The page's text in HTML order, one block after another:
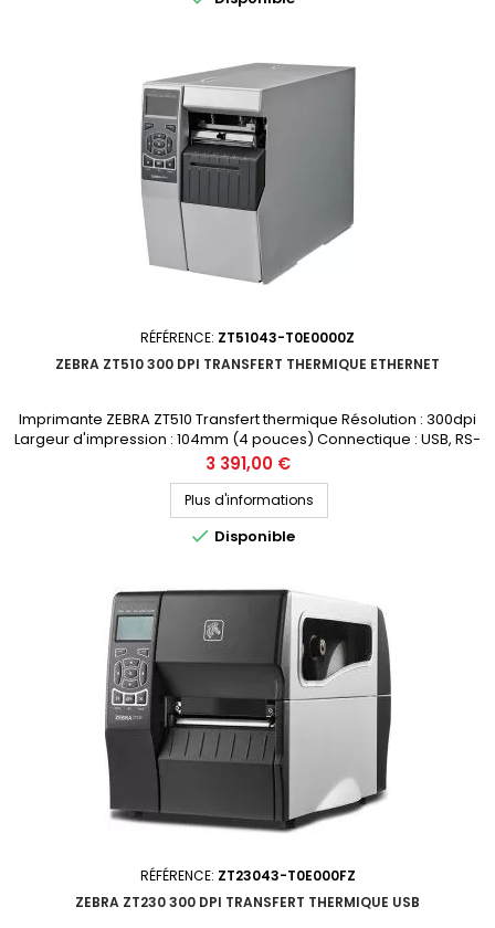
RÉFÉRENCE: ZT51043-T0E0000Z
ZEBRA ZT510 300 DPI TRANSFERT THERMIQUE ETHERNET
Imprimante ZEBRA ZT510 Transfert thermique Résolution : 300dpi
Largeur d'impression : 104mm (4 pouces) Connectique : USB, RS-
232, Bluetooth, Ethernet Demandez votre devis personnalisé
Prix
3 391,00 €
Plus d'informations
 Disponible
RÉFÉRENCE: ZT23043-T0E000FZ
ZEBRA ZT230 300 DPI TRANSFERT THERMIQUE USB